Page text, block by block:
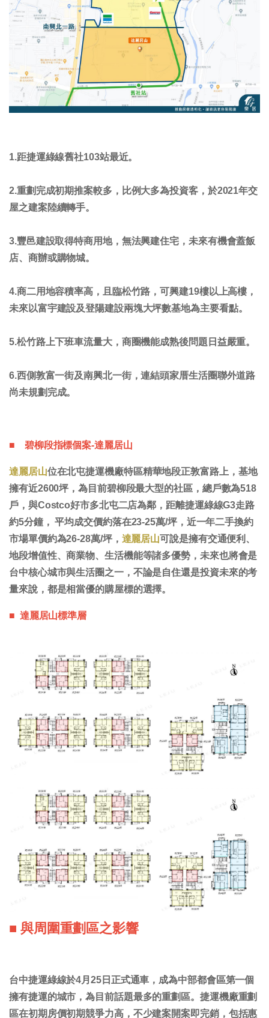
1.距捷運綠線舊社103站最近。
2.重劃完成初期推案較多，比例大多為投資客，於2021年交
屋之建案陸續轉手。
3.豐邑建設取得特商用地，無法興建住宅，未來有機會蓋飯
店、商辦或購物城。
4.商二用地容積率高，且臨松竹路，可興建19樓以上高樓，
未來以富宇建設及登陽建設兩塊大坪數基地為主要看點。
5.松竹路上下班車流量大，商圈機能成熟後問題日益嚴重。
6.西側敦富一街及南興北一街，連結頭家厝生活圈聯外道路
尚未規劃完成。
■ 碧柳段指標個案-達麗居山
達麗居山位在北屯捷運機廠特區精華地段正敦富路上，基地
擁有近2600坪，為目前碧柳段最大型的社區，總戶數為518
戶，與Costco好市多北屯二店為鄰，距離捷運綠線G3走路
約5分鐘， 平均成交價約落在23-25萬/坪，近一年二手換約
市場單價約為26-28萬/坪， 達麗居山可說是擁有交通便利、
地段增值性、商業物、生活機能等諸多優勢，未來也將會是
台中核心城市與生活圈之一，不論是自住還是投資未來的考
量來說，都是相當優的購屋標的選擇。
■ 達麗居山標準層
■ 與周圍重劃區之影響
台中捷運綠線於4月25日正式通車，成為中部都會區第一個
擁有捷運的城市，為目前話題最多的重劃區。捷運機廠重劃
區在初期房價初期競爭力高，不少建案開案即完銷，包括惠